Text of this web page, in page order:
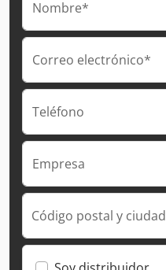
Nombre*
Correo electrónico*
Teléfono
Empresa
Código postal y ciudad